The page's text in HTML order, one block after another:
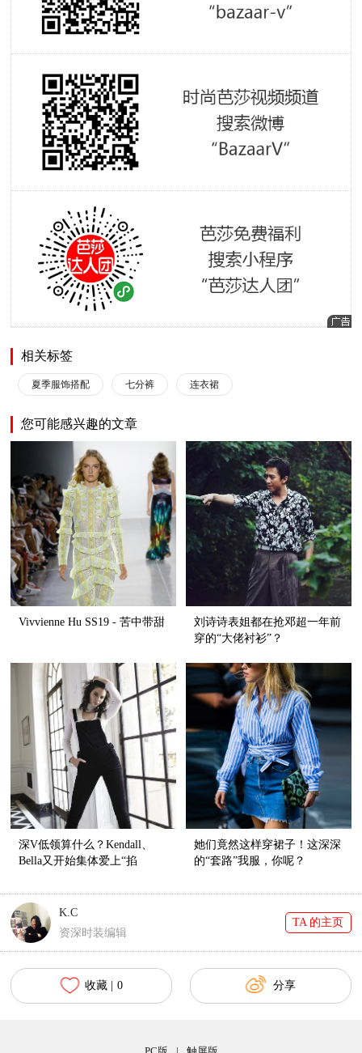
相关标签
夏季服饰搭配 七分裤 连衣裙
您可能感兴趣的文章
Vivvienne Hu SS19 - 苦中带甜
刘诗诗表姐都在抢邓超一年前
穿的“大佬衬衫”？
深V低领算什么？Kendall、
Bella又开始集体爱上“掐
她们竟然这样穿裙子！这深深
的“套路”我服，你呢？
K.C
资深时装编辑
TA 的主页
收藏 | 0 分享